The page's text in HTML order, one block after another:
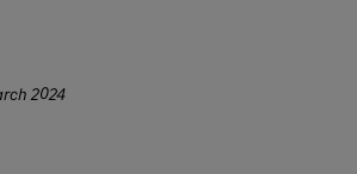
2024